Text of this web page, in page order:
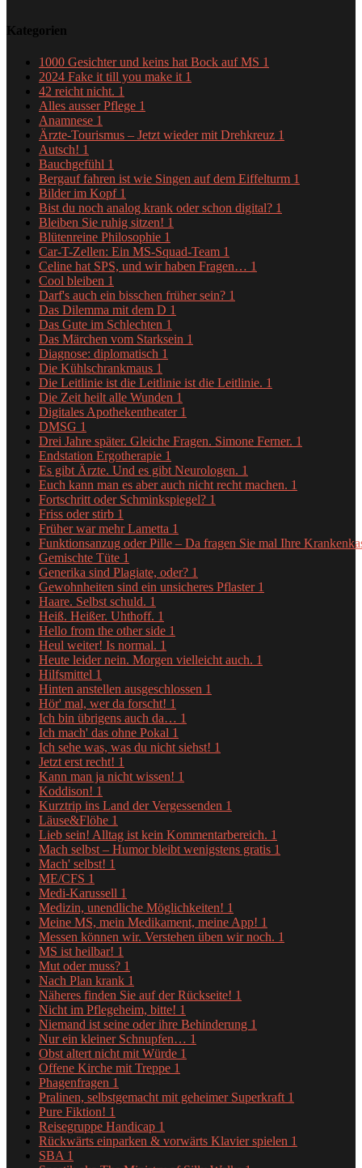
Kategorien
1000 Gesichter und keins hat Bock auf MS 1
2024 Fake it till you make it 1
42 reicht nicht. 1
Alles ausser Pflege 1
Anamnese 1
Ärzte-Tourismus – Jetzt wieder mit Drehkreuz 1
Autsch! 1
Bauchgefühl 1
Bergauf fahren ist wie Singen auf dem Eiffelturm 1
Bilder im Kopf 1
Bist du noch analog krank oder schon digital? 1
Bleiben Sie ruhig sitzen! 1
Blütenreine Philosophie 1
Car-T-Zellen: Ein MS-Squad-Team 1
Celine hat SPS, und wir haben Fragen… 1
Cool bleiben 1
Darf's auch ein bisschen früher sein? 1
Das Dilemma mit dem D 1
Das Gute im Schlechten 1
Das Märchen vom Starksein 1
Diagnose: diplomatisch 1
Die Kühlschrankmaus 1
Die Leitlinie ist die Leitlinie ist die Leitlinie. 1
Die Zeit heilt alle Wunden 1
Digitales Apothekentheater 1
DMSG 1
Drei Jahre später. Gleiche Fragen. Simone Ferner. 1
Endstation Ergotherapie 1
Es gibt Ärzte. Und es gibt Neurologen. 1
Euch kann man es aber auch nicht recht machen. 1
Fortschritt oder Schminkspiegel? 1
Friss oder stirb 1
Früher war mehr Lametta 1
Funktionsanzug oder Pille – Da fragen Sie mal Ihre
Gemischte Tüte 1
Generika sind Plagiate, oder? 1
Gewohnheiten sind ein unsicheres Pflaster 1
Haare. Selbst schuld. 1
Heiß. Heißer. Uhthoff. 1
Hello from the other side 1
Heul weiter! Is normal. 1
Heute leider nein. Morgen vielleicht auch. 1
Hilfsmittel 1
Hinten anstellen ausgeschlossen 1
Hör' mal, wer da forscht! 1
Ich bin übrigens auch da… 1
Ich mach' das ohne Pokal 1
Ich sehe was, was du nicht siehst! 1
Jetzt erst recht! 1
Kann man ja nicht wissen! 1
Koddison! 1
Kurztrip ins Land der Vergessenden 1
Läuse&Flöhe 1
Lieb sein! Alltag ist kein Kommentarbereich. 1
Mach selbst – Humor bleibt wenigstens gratis 1
Mach' selbst! 1
ME/CFS 1
Medi-Karussell 1
Medizin, unendliche Möglichkeiten! 1
Meine MS, mein Medikament, meine App! 1
Messen können wir. Verstehen üben wir noch. 1
MS ist heilbar! 1
Mut oder muss? 1
Nach Plan krank 1
Näheres finden Sie auf der Rückseite! 1
Nicht im Pflegeheim, bitte! 1
Niemand ist seine oder ihre Behinderung 1
Nur ein kleiner Schnupfen… 1
Obst altert nicht mit Würde 1
Offene Kirche mit Treppe 1
Phagenfragen 1
Pralinen, selbstgemacht mit geheimer Superkraft 1
Pure Fiktion! 1
Reisegruppe Handicap 1
Rückwärts einparken & vorwärts Klavier spielen 1
SBA 1